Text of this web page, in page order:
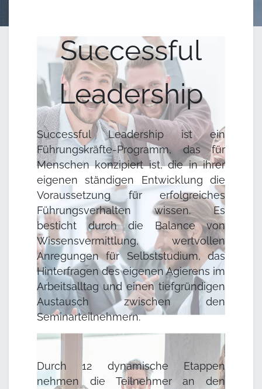
Successful
Leadership
Successful Leadership ist ein
Führungskräfte-Programm, das für
Menschen konzipiert ist, die in ihrer
eigenen ständigen Entwicklung die
Voraussetzung für erfolgreiches
Führungsverhalten wissen. Es
besticht durch die Balance von
Wissensvermittlung, wertvollen
Anregungen für Selbststudium, das
Hinterfragen des eigenen Agierens im
Arbeitsalltag und einen tiefgründigen
Austausch zwischen den
Seminarteilnehmern.
Durch 12 dynamische Etappen
nehmen die Teilnehmer an den